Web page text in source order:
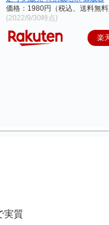
価格：1980円（税込、送料無
(2022/9/30時点)
楽
実質